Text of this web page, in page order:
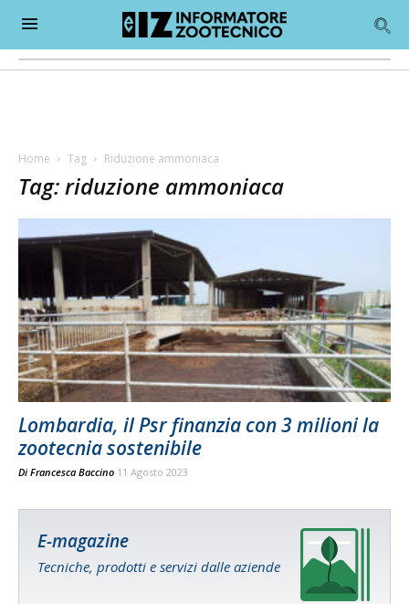
Home Tag Riduzione ammoniaca
Tag: riduzione ammoniaca
Lombardia, il Psr finanzia con 3 milioni la
zootecnia sostenibile
Di Francesca Baccino 11 Agosto 2023
E-magazine
Tecniche, prodotti e servizi dalle aziende